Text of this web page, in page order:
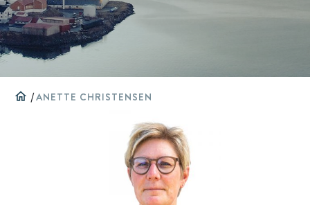
home /ANETTE CHRISTENSEN